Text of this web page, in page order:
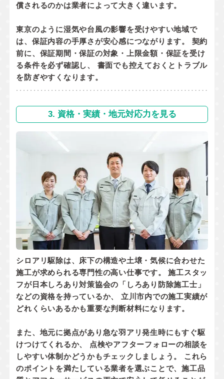
償されるのかは業者によって大きく違います。
東京のように湿気や台風の影響を受けやすい地域で
は、保証内容の手厚さが安心感につながります。 契約
前に、 保証期間・保証の対象・上限金額・保証を受け
る条件を必ず確認し、 書面でも控えておくとトラブル
を防ぎやすくなります。
3. 資格・実績・地元対応力を見る
シロアリ駆除は、床下の構造や土壌・気候に合わせた
施工が求められる専門性の高い仕事です。 施工スタッ
フが日本しろあり対策協会の「しろあり防除施工士」
などの資格を持っているか、 立川市内での施工実績が
どれくらいあるかも重要な判断材料になります。
また、地元に拠点があり 急な羽アリ発生時にもすぐ駆
けつけてくれるか、 点検やアフターフォローの相談を
しやすい体制かどうかもチェックしましょう。 これら
のポイントを満たしている業者を選ぶことで、施工品